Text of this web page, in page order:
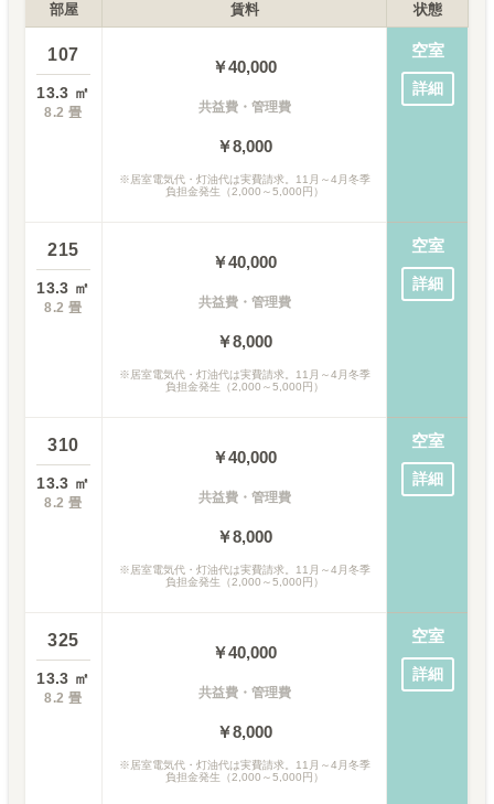
部屋 賃料 状態
107
13.3 ㎡
8.2 畳
￥40,000
共益費・管理費
￥8,000
※居室電気代・灯油代は実費請求。11月～4月冬季
負担金発生（2,000～5,000円）
空室
詳細
215
13.3 ㎡
8.2 畳
￥40,000
共益費・管理費
￥8,000
※居室電気代・灯油代は実費請求。11月～4月冬季
負担金発生（2,000～5,000円）
空室
詳細
310
13.3 ㎡
8.2 畳
￥40,000
共益費・管理費
￥8,000
※居室電気代・灯油代は実費請求。11月～4月冬季
負担金発生（2,000～5,000円）
空室
詳細
325
13.3 ㎡
8.2 畳
￥40,000
共益費・管理費
￥8,000
※居室電気代・灯油代は実費請求。11月～4月冬季
負担金発生（2,000～5,000円）
空室
詳細